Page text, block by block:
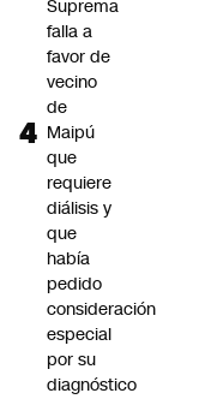
Suprema
falla a
favor de
vecino
de
Maipú
que
requiere
diálisis y
que
había
pedido
consideración
especial
por su
diagnóstico